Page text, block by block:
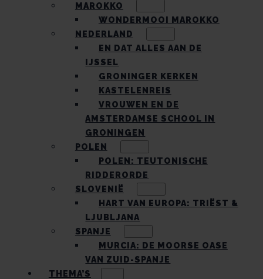
MAROKKO
WONDERMOOI MAROKKO
NEDERLAND
EN DAT ALLES AAN DE
IJSSEL
GRONINGER KERKEN
KASTELENREIS
VROUWEN EN DE
AMSTERDAMSE SCHOOL IN
GRONINGEN
POLEN
POLEN: TEUTONISCHE
RIDDERORDE
SLOVENIË
HART VAN EUROPA: TRIËST &
LJUBLJANA
SPANJE
MURCIA: DE MOORSE OASE
VAN ZUID-SPANJE
THEMA’S